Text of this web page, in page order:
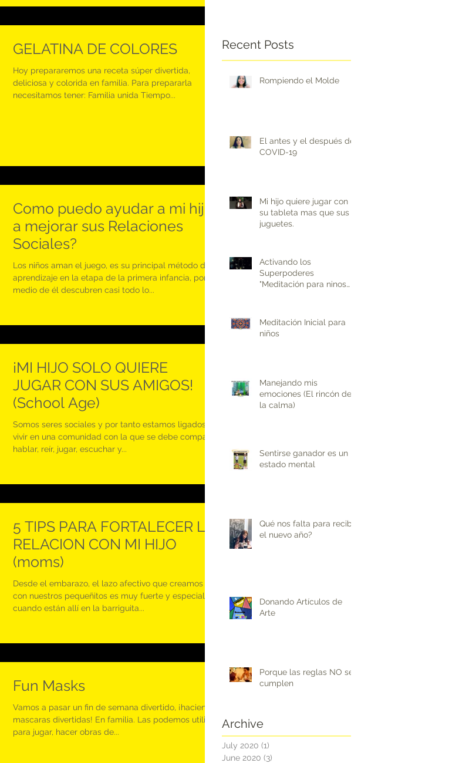
GELATINA DE COLORES
Hoy prepararemos una receta súper divertida,
deliciosa y colorida en familia. Para prepararla
necesitamos tener: Familia unida Tiempo...
Como puedo ayudar a mi hijo
a mejorar sus Relaciones
Sociales?
Los niños aman el juego, es su principal método de
aprendizaje en la etapa de la primera infancia, por
medio de él descubren casi todo lo...
¡MI HIJO SOLO QUIERE
JUGAR CON SUS AMIGOS!
(School Age)
Somos seres sociales y por tanto estamos ligados a
vivir en una comunidad con la que se debe compartir,
hablar, reír, jugar, escuchar y...
5 TIPS PARA FORTALECER LA
RELACION CON MI HIJO
(moms)
Desde el embarazo, el lazo afectivo que creamos
con nuestros pequeñitos es muy fuerte y especial,
cuando están allí en la barriguita...
Fun Masks
Vamos a pasar un fin de semana divertido, ¡haciendo
mascaras divertidas! En familia. Las podemos utilizar
para jugar, hacer obras de...
Recent Posts
Rompiendo el Molde
El antes y el después del
COVID-19
Mi hijo quiere jugar con
su tableta mas que sus
juguetes.
Activando los
Superpoderes
"Meditación para ninos
Meditación Inicial para
niños
Manejando mis
emociones (El rincón de
la calma)
Sentirse ganador es un
estado mental
Qué nos falta para recibir
el nuevo año?
Donando Artículos de
Arte
Porque las reglas NO se
cumplen
Archive
July 2020 (1)
June 2020 (3)